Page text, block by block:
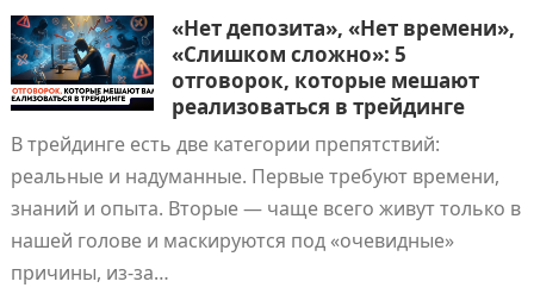
«Нет депозита», «Нет времени»,
«Слишком сложно»: 5
отговорок, которые мешают
реализоваться в трейдинге
В трейдинге есть две категории препятствий:
реальные и надуманные. Первые требуют времени,
знаний и опыта. Вторые — чаще всего живут только в
нашей голове и маскируются под «очевидные»
причины, из-за…